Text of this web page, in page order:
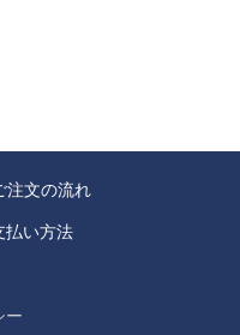
注文の流れ
払い方法
ー